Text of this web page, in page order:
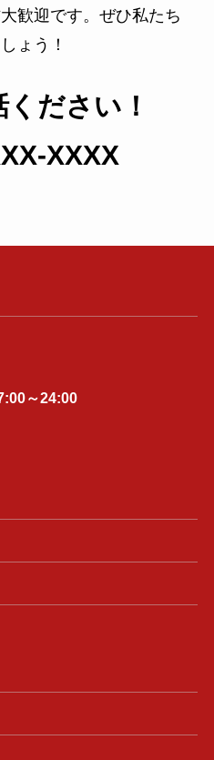
歓迎です。ぜひ私たち
ょう！
ださい！
XXXX
～24:00